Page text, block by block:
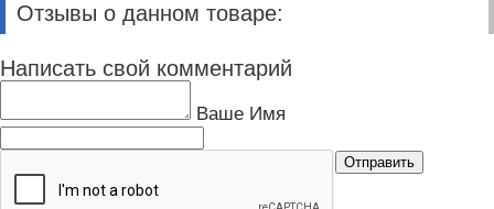
Отзывы о данном товаре:
Написать свой комментарий
Ваше Имя